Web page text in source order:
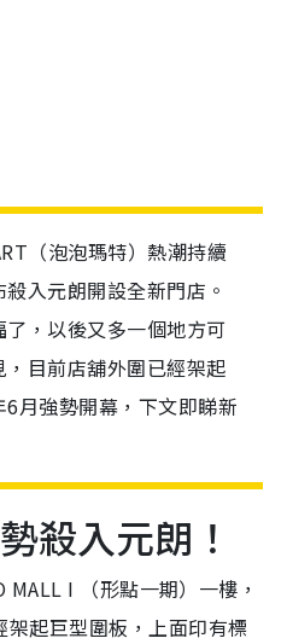
（泡泡瑪特）熱潮持續
入元朗開設全新門店。
，以後又多一個地方可
目前店舖外圍已經架起
月強勢開幕，下文即睇新
殺入元朗！
I （形點一期）一樓，
起巨型圍板，上面印有標